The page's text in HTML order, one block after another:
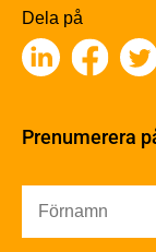
Träbaserade
Kemisk
Fakta om
Ljud
Dela på
Prenumerera